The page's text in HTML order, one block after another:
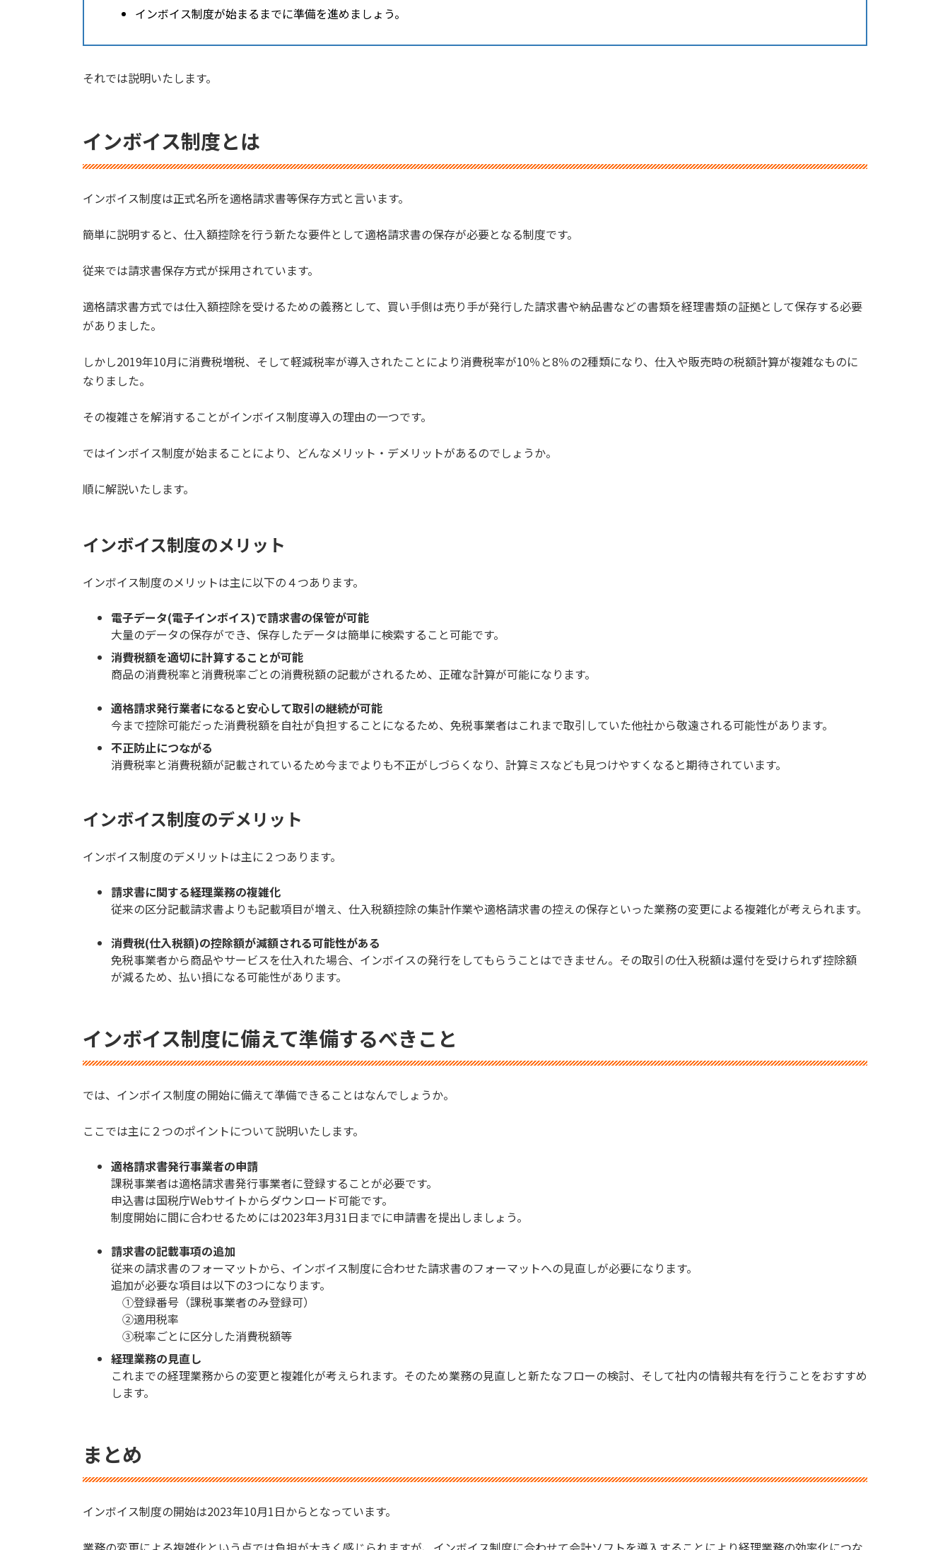
インボイス制度が始まるまでに準備を進めましょう。
それでは説明いたします。
インボイス制度とは
インボイス制度は正式名所を適格請求書等保存方式と言います。
簡単に説明すると、仕入額控除を行う新たな要件として適格請求書の保存が必要となる制度です。
従来では請求書保存方式が採用されています。
適格請求書方式では仕入額控除を受けるための義務として、買い手側は売り手が発行した請求書や納品書などの書類を経理書類の証拠として保存する必要
がありました。
しかし2019年10月に消費税増税、そして軽減税率が導入されたことにより消費税率が10％と8％の2種類になり、仕入や販売時の税額計算が複雑なものに
なりました。
その複雑さを解消することがインボイス制度導入の理由の一つです。
ではインボイス制度が始まることにより、どんなメリット・デメリットがあるのでしょうか。
順に解説いたします。
インボイス制度のメリット
インボイス制度のメリットは主に以下の４つあります。
電子データ(電子インボイス)で請求書の保管が可能
大量のデータの保存ができ、保存したデータは簡単に検索すること可能です。
消費税額を適切に計算することが可能
商品の消費税率と消費税率ごとの消費税額の記載がされるため、正確な計算が可能になります。
適格請求発行業者になると安心して取引の継続が可能
今まで控除可能だった消費税額を自社が負担することになるため、免税事業者はこれまで取引していた他社から敬遠される可能性があります。
不正防止につながる
消費税率と消費税額が記載されているため今までよりも不正がしづらくなり、計算ミスなども見つけやすくなると期待されています。
インボイス制度のデメリット
インボイス制度のデメリットは主に２つあります。
請求書に関する経理業務の複雑化
従来の区分記載請求書よりも記載項目が増え、仕入税額控除の集計作業や適格請求書の控えの保存といった業務の変更による複雑化が考えられます。
消費税(仕入税額)の控除額が減額される可能性がある
免税事業者から商品やサービスを仕入れた場合、インボイスの発行をしてもらうことはできません。その取引の仕入税額は還付を受けられず控除額
が減るため、払い損になる可能性があります。
インボイス制度に備えて準備するべきこと
では、インボイス制度の開始に備えて準備できることはなんでしょうか。
ここでは主に２つのポイントについて説明いたします。
適格請求書発行事業者の申請
課税事業者は適格請求書発行事業者に登録することが必要です。
申込書は国税庁Webサイトからダウンロード可能です。
制度開始に間に合わせるためには2023年3月31日までに申請書を提出しましょう。
請求書の記載事項の追加
従来の請求書のフォーマットから、インボイス制度に合わせた請求書のフォーマットへの見直しが必要になります。
追加が必要な項目は以下の3つになります。
①登録番号（課税事業者のみ登録可）
②適用税率
③税率ごとに区分した消費税額等
経理業務の見直し
これまでの経理業務からの変更と複雑化が考えられます。そのため業務の見直しと新たなフローの検討、そして社内の情報共有を行うことをおすすめ
します。
まとめ
インボイス制度の開始は2023年10月1日からとなっています。